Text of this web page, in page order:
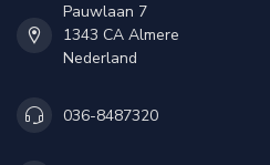
Pauwlaan 7
1343 CA Almere
Nederland
036-8487320